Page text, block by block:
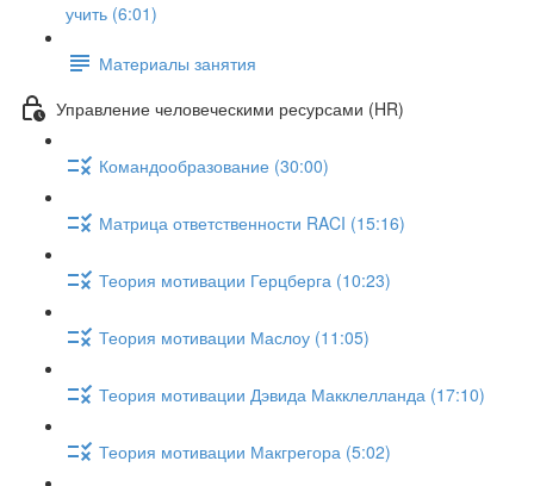
учить (6:01)
Материалы занятия
Управление человеческими ресурсами (HR)
Командообразование (30:00)
Матрица ответственности RACI (15:16)
Теория мотивации Герцберга (10:23)
Теория мотивации Маслоу (11:05)
Теория мотивации Дэвида Макклелланда (17:10)
Теория мотивации Макгрегора (5:02)